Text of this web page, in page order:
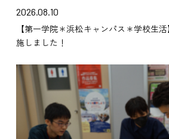
2026.08.10
【第一学院＊浜松キャンパス＊学校生
施しました！